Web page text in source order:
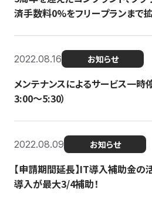
済手数料0%をフリープランまで
2022.08.16 お知らせ
メンテナンスによるサービス一時
3:00〜5:30）
2022.08.09 お知らせ
【申請期間延長】IT導入補助金の
導入が最大3/4補助！